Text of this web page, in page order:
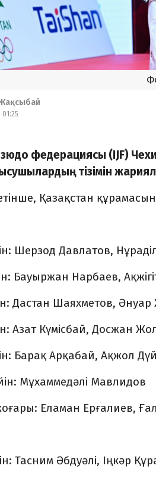
федерациясы (IJF)
тізімін
Қазақстан
Шерзод Давлатов,
Бауыржан Нарбаев,
Дастан Шаяхметов,
Азат Күмісбай, Досжан
Барақ Арқабай, Ақжол
Мұхаммедәлі Мавлидов
Еламан Ерғалиев,
Тасним Әбдуәлі, Іңкәр